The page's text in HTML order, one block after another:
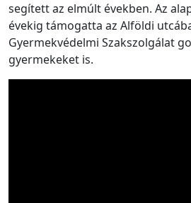
segített az elmúlt években. Az
évekig támogatta az Alföldi
Gyermekvédelmi Szakszolgálat
gyermekeket is.